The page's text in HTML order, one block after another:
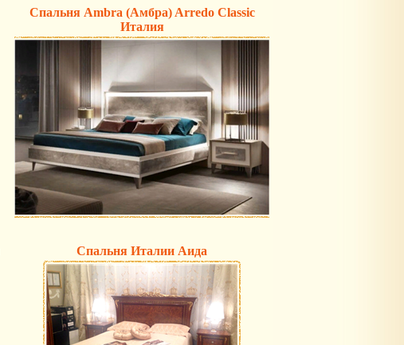
Спальня Ambra (Амбра) Arredo Classic
Италия
Спальня Италии Аида